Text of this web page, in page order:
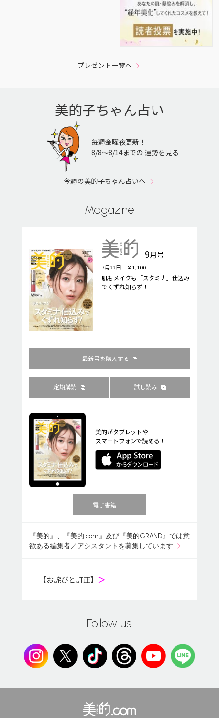
プレゼント一覧へ
美的子ちゃん占い
毎週金曜夜更新！
8/8〜8/14までの 運勢を見る
今週の美的子ちゃん占いへ
Magazine
9月号
7月22日 ￥1,100
肌もメイクも「スタミナ」仕込み
でくずれ知らず！
最新号を購入する
定期購読 試し読み
美的がタブレットや
スマートフォンで読める！
電子書籍
『美的』、『美的.com』及び『美的GRAND』では意
欲ある編集者／アシスタントを募集しています
【お詫びと訂正】 ＞
Follow us!